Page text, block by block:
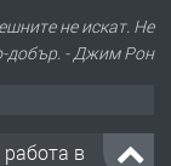
не искат. Не
добър. - Джим Рон
в